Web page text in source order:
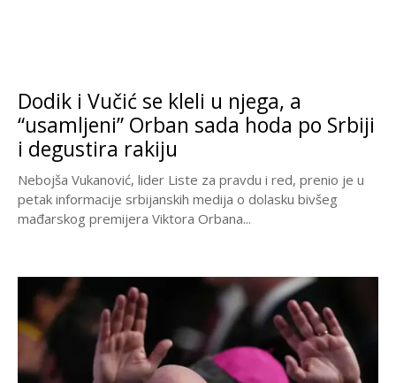
Dodik i Vučić se kleli u njega, a
“usamljeni” Orban sada hoda po Srbiji
i degustira rakiju
Nebojša Vukanović, lider Liste za pravdu i red, prenio je u
petak informacije srbijanskih medija o dolasku bivšeg
mađarskog premijera Viktora Orbana...